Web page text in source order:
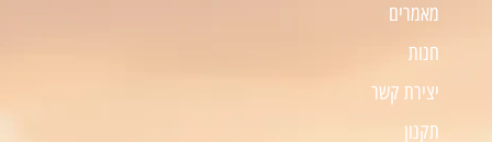
מאמרים
חנות
יצירת קשר
תקנון